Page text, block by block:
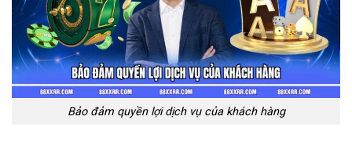
Bảo đảm quyền lợi dịch vụ của khách hàng